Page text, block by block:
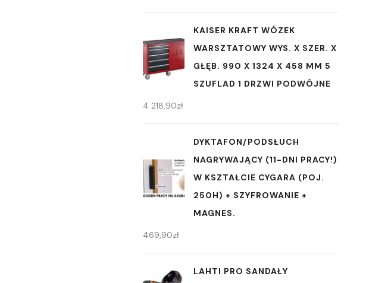
KAISER KRAFT WÓZEK
WARSZTATOWY WYS. X SZER. X
GŁĘB. 990 X 1324 X 458 MM 5
SZUFLAD 1 DRZWI PODWÓJNE
4 218,90zł
DYKTAFON/PODSŁUCH
NAGRYWAJĄCY (11-DNI PRACY!)
W KSZTAŁCIE CYGARA (POJ.
250H) + SZYFROWANIE +
MAGNES.
469,90zł
LAHTI PRO SANDAŁY